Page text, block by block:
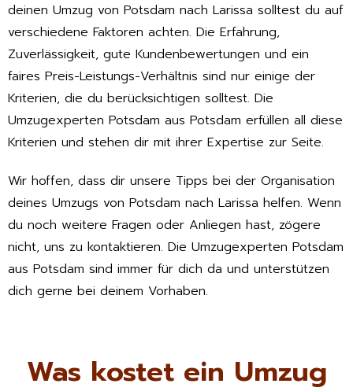
deinen Umzug von Potsdam nach Larissa solltest du auf
verschiedene Faktoren achten. Die Erfahrung,
Zuverlässigkeit, gute Kundenbewertungen und ein
faires Preis-Leistungs-Verhältnis sind nur einige der
Kriterien, die du berücksichtigen solltest. Die
Umzugexperten Potsdam aus Potsdam erfüllen all diese
Kriterien und stehen dir mit ihrer Expertise zur Seite.
Wir hoffen, dass dir unsere Tipps bei der Organisation
deines Umzugs von Potsdam nach Larissa helfen. Wenn
du noch weitere Fragen oder Anliegen hast, zögere
nicht, uns zu kontaktieren. Die Umzugexperten Potsdam
aus Potsdam sind immer für dich da und unterstützen
dich gerne bei deinem Vorhaben.
Was kostet ein Umzug